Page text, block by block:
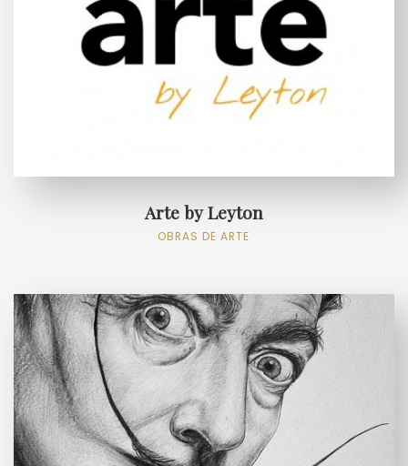
Arte by Leyton
OBRAS DE ARTE